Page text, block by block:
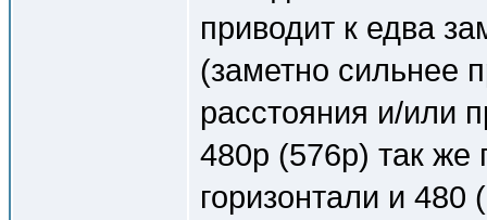
приводит к едва
(заметно сильнее
расстояния и/или
480p (576p) так же
горизонтали и 480